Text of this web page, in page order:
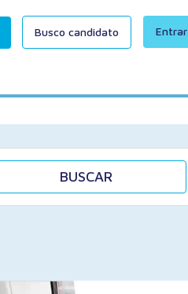
Entrar
Busco candidato
BUSCAR